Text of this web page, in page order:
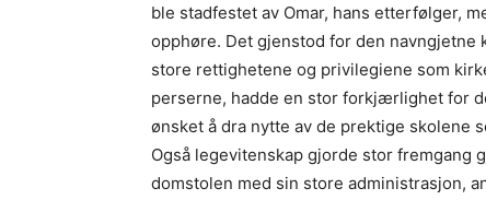
ble stadfestet av Omar, hans etterfølger,
opphøre. Det gjenstod for den navngjetne
store rettighetene og privilegiene som
perserne, hadde en stor forkjærlighet for
ønsket å dra nytte av de prektige skolene
Også legevitenskap gjorde stor fremgang
domstolen med sin store administrasjon,